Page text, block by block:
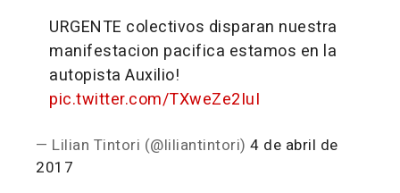
URGENTE colectivos disparan nuestra
manifestacion pacifica estamos en la
autopista Auxilio!
pic.twitter.com/TXweZe2IuI
— Lilian Tintori (@liliantintori) 4 de abril de
2017